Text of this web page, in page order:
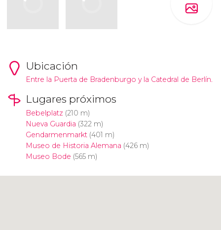
Ubicación
Entre la Puerta de Bradenburgo y la Catedral de Berlín.
Lugares próximos
Bebelplatz (210 m)
Nueva Guardia (322 m)
Gendarmenmarkt(401 m)
Museo de Historia Alemana (426 m)
Museo Bode (565 m)